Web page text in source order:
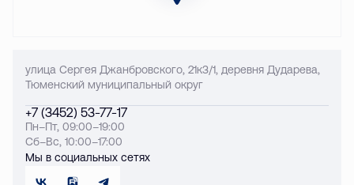
улица Сергея Джанбровского, 21к3/1, деревня Дударева,
Тюменский муниципальный округ
+7 (3452) 53-77-17
Пн–Пт, 09:00–19:00
Сб–Вс, 10:00–17:00
Мы в социальных сетях